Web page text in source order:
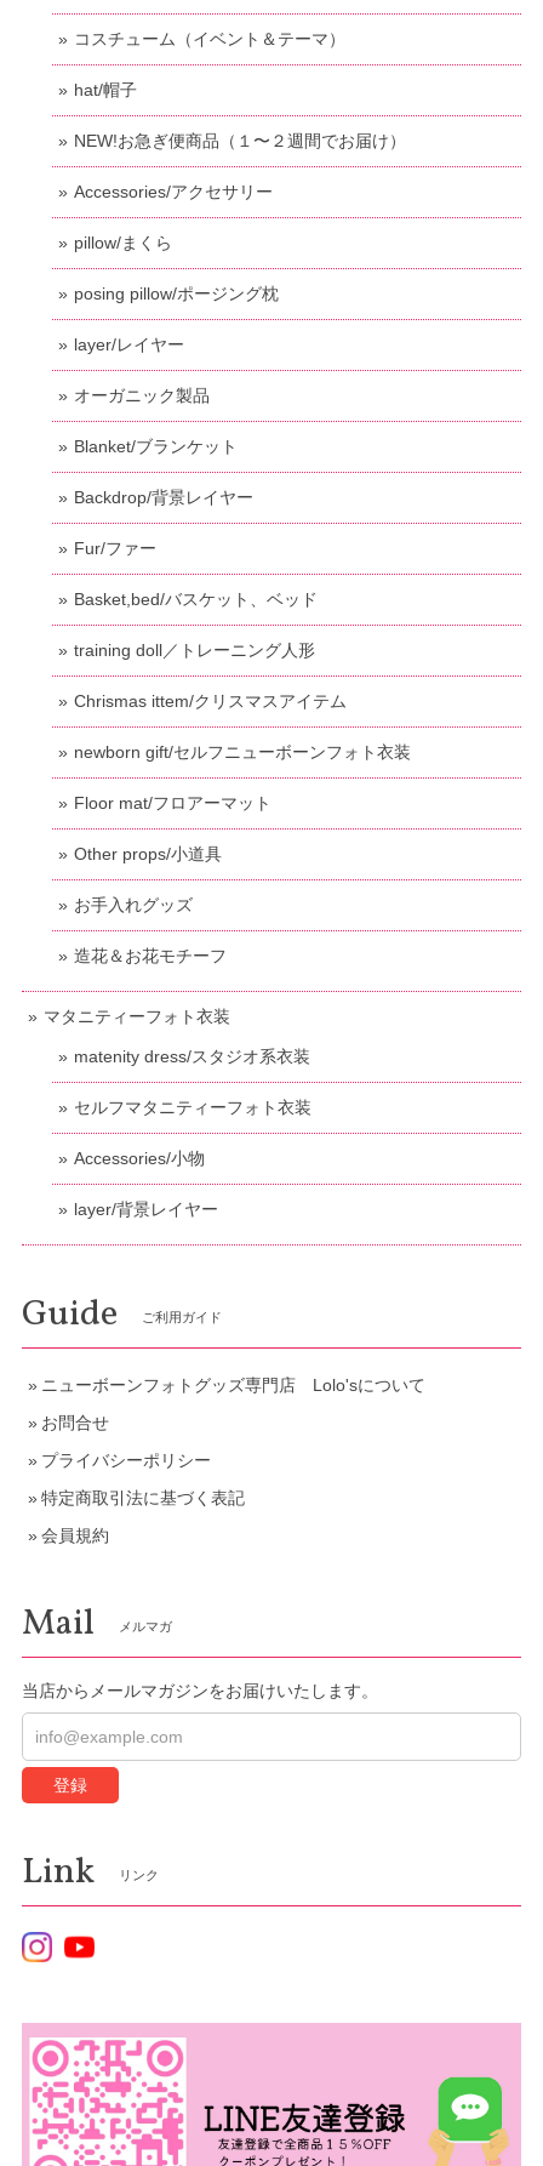
コスチューム（イベント＆テーマ）
hat/帽子
NEW!お急ぎ便商品（１〜２週間でお届け）
Accessories/アクセサリー
pillow/まくら
posing pillow/ポージング枕
layer/レイヤー
オーガニック製品
Blanket/ブランケット
Backdrop/背景レイヤー
Fur/ファー
Basket,bed/バスケット、ベッド
training doll／トレーニング人形
Chrismas ittem/クリスマスアイテム
newborn gift/セルフニューボーンフォト衣装
Floor mat/フロアーマット
Other props/小道具
お手入れグッズ
造花＆お花モチーフ
マタニティーフォト衣装
matenity dress/スタジオ系衣装
セルフマタニティーフォト衣装
Accessories/小物
layer/背景レイヤー
Guide ご利用ガイド
ニューボーンフォトグッズ専門店 Lolo'sについて
お問合せ
プライバシーポリシー
特定商取引法に基づく表記
会員規約
Mail メルマガ
当店からメールマガジンをお届けいたします。
登録
Link リンク